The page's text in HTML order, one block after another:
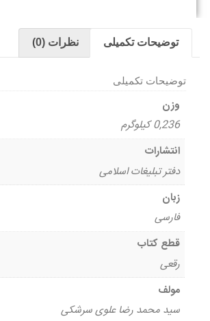
توضیحات تکمیلی نظرات (0)
توضیحات تکمیلی
وزن
0,236 کیلوگرم
انتشارات
دفتر تبلیغات اسلامی
زبان
فارسی
قطع کتاب
رقعی
مولف
سید محمد رضا علوی سرشکی